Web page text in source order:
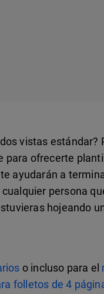
vistas estándar?
ofrecerte
ayudarán a
persona
hojeando
o incluso para el
folletos de 4